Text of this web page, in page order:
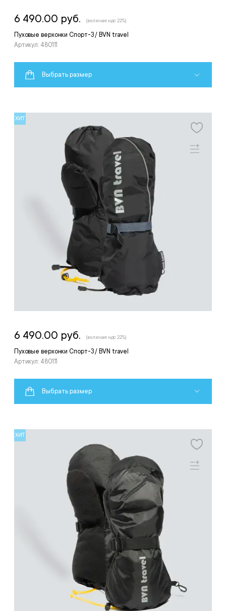
Пуховые верхонки Спорт-3 / BVN travel
Артикул: 480111
6 490.00 руб. (включая ндс 22%)
Выбрать размер
ХИТ
Пуховые верхонки Спорт-3 / BVN travel
Артикул: 480111
6 490.00 руб. (включая ндс 22%)
Выбрать размер
ХИТ